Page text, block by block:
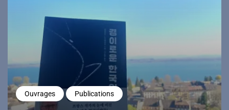
Ouvrages Publications